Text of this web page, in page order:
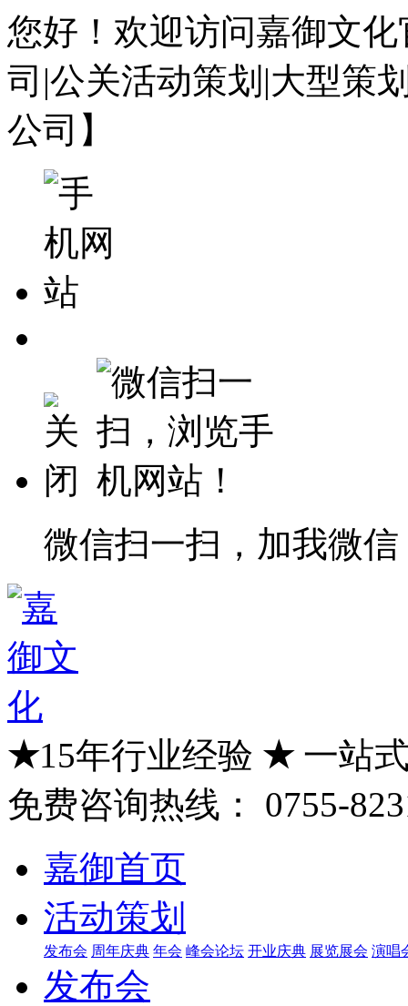
您好！欢迎访问嘉御文
司|公关活动策划|大型策
公司】
微信扫一扫，加我微信
★15年行业经验 ★一站
免费咨询热线：
0755-
嘉御首页
活动策划
发布会 周年庆典 年会 峰会论坛 开业庆典 展览展会 演唱
发布会